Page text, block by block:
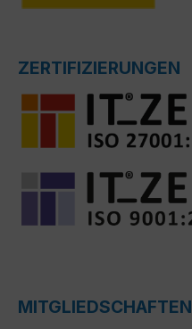
ZERTIFIZIERUNGEN
MITGLIEDSCHAFTEN